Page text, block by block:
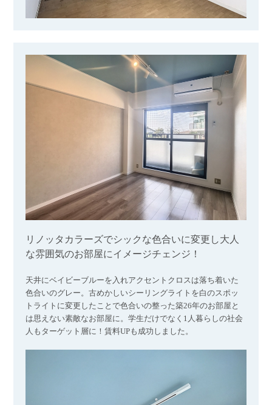
リノッタカラーズでシックな色合いに変更し大人
な雰囲気のお部屋にイメージチェンジ！
天井にベイビーブルーを入れアクセントクロスは落ち着いた
色合いのグレー。古めかしいシーリングライトを白のスポッ
トライトに変更したことで色合いの整った築26年のお部屋と
は思えない素敵なお部屋に。学生だけでなく1人暮らしの社会
人もターゲット層に！賃料UPも成功しました。